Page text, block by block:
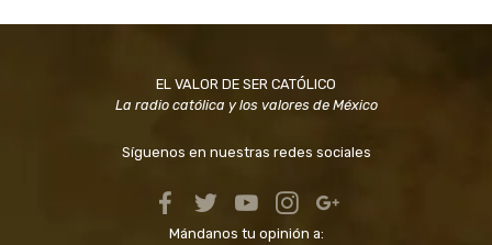
EL VALOR DE SER CATÓLICO
La radio católica y los valores de México
Síguenos en nuestras redes sociales
Mándanos tu opinión a: